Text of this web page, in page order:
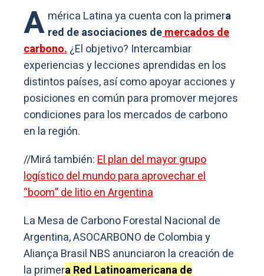
A mérica Latina ya cuenta con la primera
red de asociaciones demercados de
carbono.¿El objetivo? Intercambiar
experiencias y lecciones aprendidas en los
distintos países, así como apoyar acciones y
posiciones en común para promover mejores
condiciones para los mercados de carbono
en la región.
//Mirá también:El plan del mayor grupo
logístico del mundo para aprovechar el
“boom” de litio en Argentina
La Mesa de Carbono Forestal Nacional de
Argentina, ASOCARBONO de Colombia y
Aliança Brasil NBS anunciaron la creación de
la primera Red Latinoamericana de